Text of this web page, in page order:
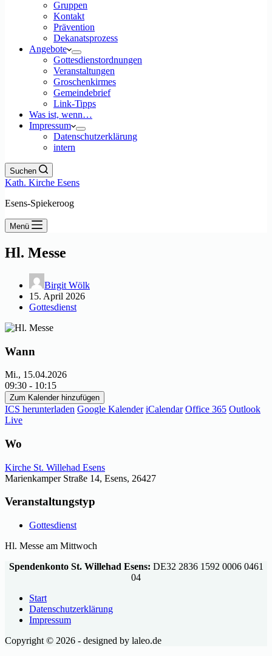
Gruppen
Kontakt
Prävention
Dekanatsprozess
Angebote
Gottesdienstordnungen
Veranstaltungen
Groschenkirmes
Gemeindebrief
Link-Tipps
Was ist, wenn…
Impressum
Datenschutzerklärung
intern
Suchen
Kath. Kirche Esens
Esens-Spiekeroog
Menü
Hl. Messe
Birgit Wölk
15. April 2026
Gottesdienst
Wann
Mi., 15.04.2026
09:30 - 10:15
Zum Kalender hinzufügen
ICS herunterladen Google Kalender iCalendar Office 365 Outlook
Live
Wo
Kirche St. Willehad Esens
Marienkamper Straße 14, Esens, 26427
Veranstaltungstyp
Gottesdienst
Hl. Messe am Mittwoch
Spendenkonto St. Willehad Esens: DE32 2836 1592 0006 0461
04
Start
Datenschutzerklärung
Impressum
Copyright © 2026 - designed by laleo.de